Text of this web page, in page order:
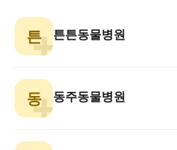
튼 튼튼동물병원
동 동주동물병원